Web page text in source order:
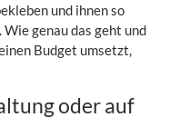
und ihnen so
genau das geht und
Budget umsetzt,
oder auf